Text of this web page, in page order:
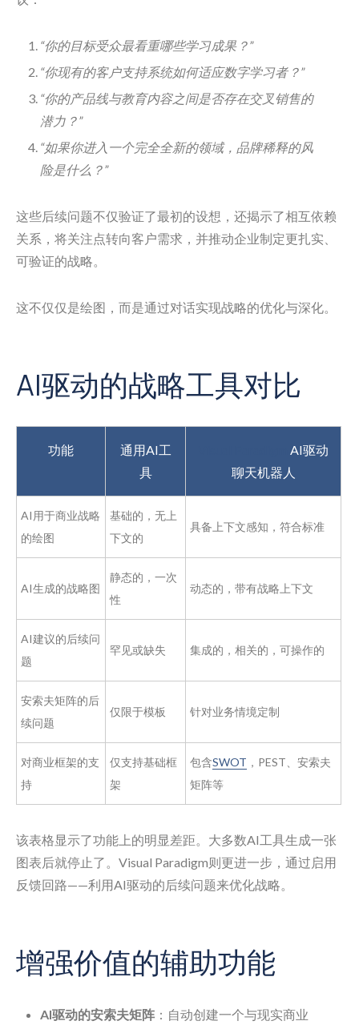
“你的目标受众最看重哪些学习成果？”
“你现有的客户支持系统如何适应数字学习者？”
“你的产品线与教育内容之间是否存在交叉销售的
潜力？”
“如果你进入一个完全全新的领域，品牌稀释的风
险是什么？”
这些后续问题不仅验证了最初的设想，还揭示了相互依赖
关系，将关注点转向客户需求，并推动企业制定更扎实、
可验证的战略。
这不仅仅是绘图，而是通过对话实现战略的优化与深化。
AI驱动的战略工具对比
功能
通用AI工
具
AI驱动
聊天机器人
AI用于商业战略
的绘图
基础的，无上
下文的
具备上下文感知，符合标准
AI生成的战略图
静态的，一次
性
动态的，带有战略上下文
AI建议的后续问
题
罕见或缺失 集成的，相关的，可操作的
安索夫矩阵的后
续问题
仅限于模板 针对业务情境定制
对商业框架的支
持
仅支持基础框
架
包含SWOT ，PEST、安索夫
矩阵等
该表格显示了功能上的明显差距。大多数AI工具生成一张
图表后就停止了。Visual Paradigm则更进一步，通过启用
反馈回路——利用AI驱动的后续问题来优化战略。
增强价值的辅助功能
AI驱动的安索夫矩阵 ：自动创建一个与现实商业